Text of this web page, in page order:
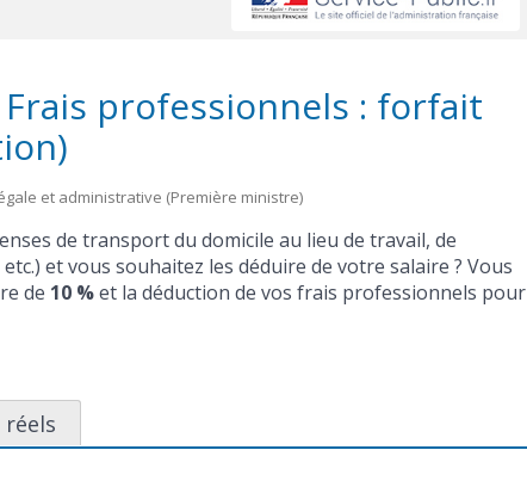
professionnels : forfait
et administrative (Première ministre)
de transport du domicile au lieu de travail, de
et vous souhaitez les déduire de votre salaire ? Vous
de 10 %et la déduction de vos frais professionnels pour
réels